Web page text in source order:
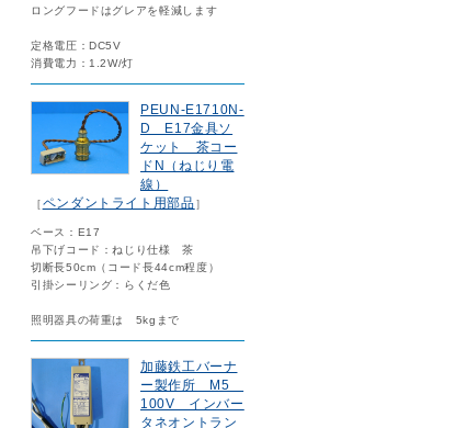
ロングフードはグレアを軽減します
定格電圧：DC5V
消費電力：1.2W/灯
PEUN-E1710N-
D E17金具ソ
ケット 茶コー
ドN（ねじり電
線）
［ペンダントライト用部品］
ベース：E17
吊下げコード：ねじり仕様 茶
切断長50cm（コード長44cm程度）
引掛シーリング：らくだ色
照明器具の荷重は 5kgまで
加藤鉄工バーナ
ー製作所 M5
100V インバー
タネオントラン